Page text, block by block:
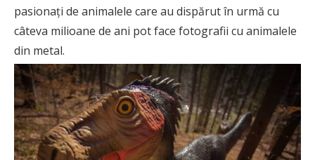
pasionați de animalele care au dispărut în urmă cu
câteva milioane de ani pot face fotografii cu animalele
din metal.